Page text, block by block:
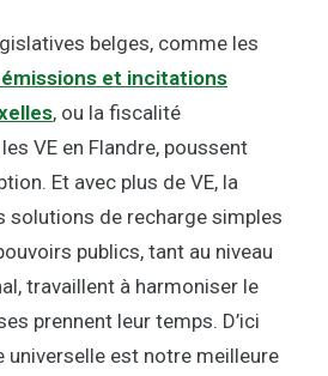
belges, comme les
et incitations
, ou la fiscalité
VE en Flandre, poussent
Et avec plus de VE, la
solutions de recharge simples
publics, tant au niveau
travaillent à harmoniser le
prennent leur temps. D’ici
universelle est notre meilleure